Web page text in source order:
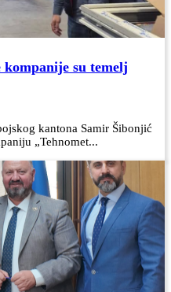
su temelj
kantona Samir Šibonjić
„Tehnomet...